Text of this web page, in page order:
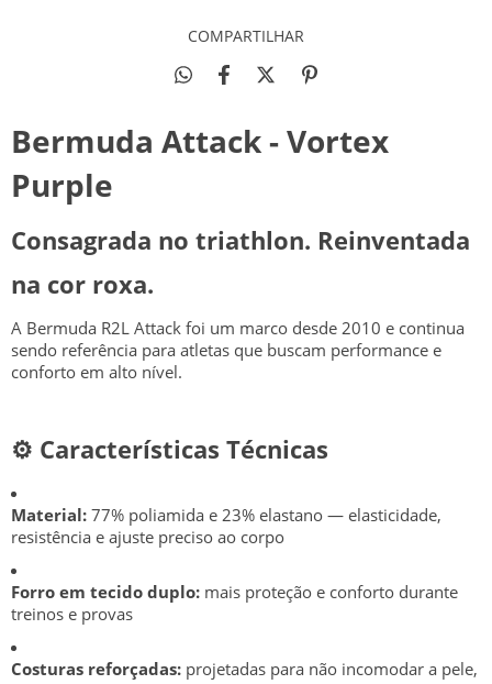
COMPARTILHAR
Bermuda Attack - Vortex
Purple
Consagrada no triathlon. Reinventada
na cor roxa.
A Bermuda R2L Attack foi um marco desde 2010 e continua
sendo referência para atletas que buscam performance e
conforto em alto nível.
⚙️ Características Técnicas
Material: 77% poliamida e 23% elastano — elasticidade,
resistência e ajuste preciso ao corpo
Forro em tecido duplo: mais proteção e conforto durante
treinos e provas
Costuras reforçadas: projetadas para não incomodar a pele,